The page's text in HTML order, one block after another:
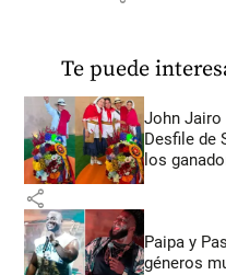
Te puede
John Jairo
Desfile de
los
share
Paipa y
géneros